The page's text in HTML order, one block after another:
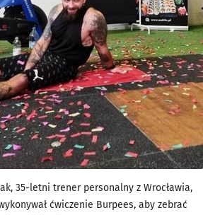
35-letni trener personalny z Wrocławia,
ćwiczenie Burpees, aby zebrać